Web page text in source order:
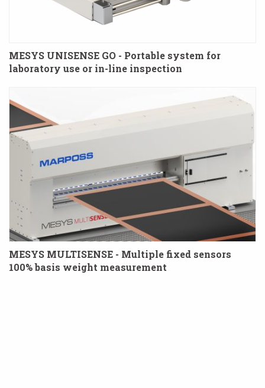
MESYS UNISENSE GO - Portable system for
laboratory use or in-line inspection
MESYS MULTISENSE - Multiple fixed sensors
100% basis weight measurement